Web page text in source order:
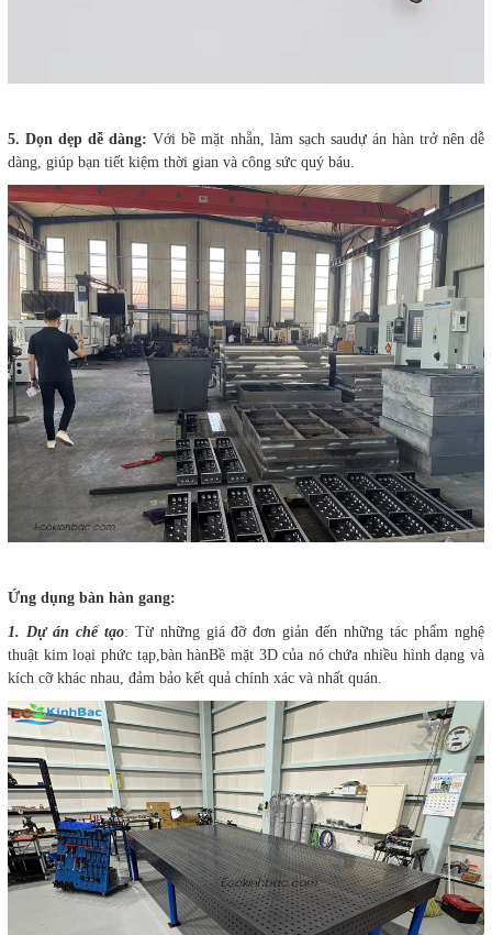
5. Dọn dẹp dễ dàng: Với bề mặt nhẵn, làm sạch saudự án hàn trở nên dễ
dàng, giúp bạn tiết kiệm thời gian và công sức quý báu.
Ứng dụng bàn hàn gang:
1. Dự án chế tạo: Từ những giá đỡ đơn giản đến những tác phẩm nghệ
thuật kim loại phức tạp,bàn hànBề mặt 3D của nó chứa nhiều hình dạng và
kích cỡ khác nhau, đảm bảo kết quả chính xác và nhất quán.